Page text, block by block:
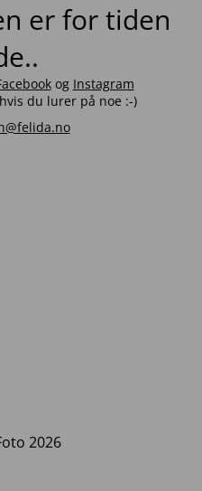
er for tiden
og Instagram
du lurer på noe :-)
2026